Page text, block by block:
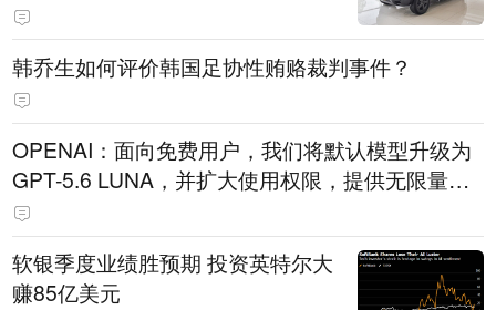
韩乔生如何评价韩国足协性贿赂裁判事件？
OPENAI：面向免费用户，我们将默认模型升级为
GPT-5.6 LUNA，并扩大使用权限，提供无限量文
本聊天服务。
软银季度业绩胜预期 投资英特尔大
赚85亿美元